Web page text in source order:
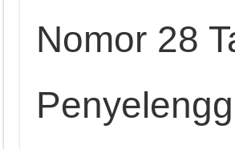
Nomor 28